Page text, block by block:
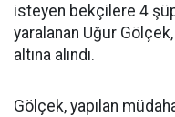
isteyen bekçilere 4
yaralanan Uğur
altına alındı.
Gölçek, yapılan